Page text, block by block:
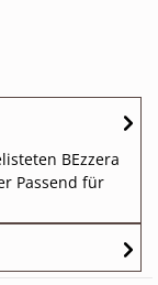
BEzzera
Passend für